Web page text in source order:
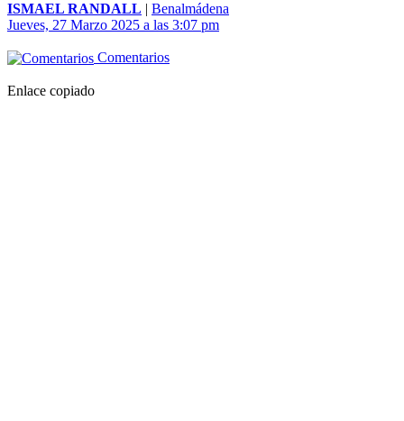
ISMAEL RANDALL | Benalmádena
Jueves, 27 Marzo 2025 a las 3:07 pm
Comentarios
Enlace copiado